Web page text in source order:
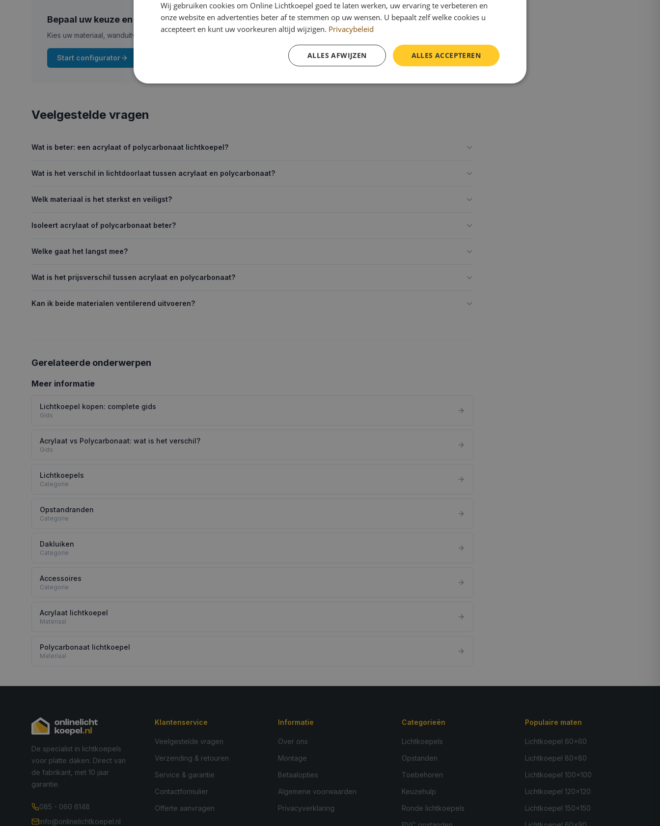
Bepaal uw keuze en zie direct de prijs
Kies uw materiaal, wanduitvoering en maat in de configurator en zie meteen wat uw lichtkoepel kost.
Start configurator
Veelgestelde vragen
Wat is beter: een acrylaat of polycarbonaat lichtkoepel?
Wat is het verschil in lichtdoorlaat tussen acrylaat en polycarbonaat?
Welk materiaal is het sterkst en veiligst?
Isoleert acrylaat of polycarbonaat beter?
Welke gaat het langst mee?
Wat is het prijsverschil tussen acrylaat en polycarbonaat?
Kan ik beide materialen ventilerend uitvoeren?
Gerelateerde onderwerpen
Meer informatie
Lichtkoepel kopen: complete gids
Gids
Acrylaat vs Polycarbonaat: wat is het verschil?
Gids
Lichtkoepels
Categorie
Opstandranden
Categorie
Dakluiken
Categorie
Accessoires
Categorie
Acrylaat lichtkoepel
Materiaal
Polycarbonaat lichtkoepel
Materiaal
De specialist in lichtkoepels
voor platte daken. Direct van
de fabrikant, met 10 jaar
garantie.
085 - 060 6148
info@onlinelichtkoepel.nl
Klantenservice
Veelgestelde vragen
Verzending & retouren
Service & garantie
Contactformulier
Offerte aanvragen
Informatie
Over ons
Montage
Betaalopties
Algemene voorwaarden
Privacyverklaring
Categorieën
Lichtkoepels
Opstanden
Toebehoren
Keuzehulp
Ronde lichtkoepels
Populaire maten
Lichtkoepel 60×60
Lichtkoepel 80×80
Lichtkoepel 100×100
Lichtkoepel 120×120
Lichtkoepel 150×150
Wij gebruiken cookies om Online Lichtkoepel goed te laten werken, uw ervaring te verbeteren en
onze website en advertenties beter af te stemmen op uw wensen. U bepaalt zelf welke cookies u
accepteert en kunt uw voorkeuren altijd wijzigen. Privacybeleid
ALLES ACCEPTEREN
ALLES AFWIJZEN